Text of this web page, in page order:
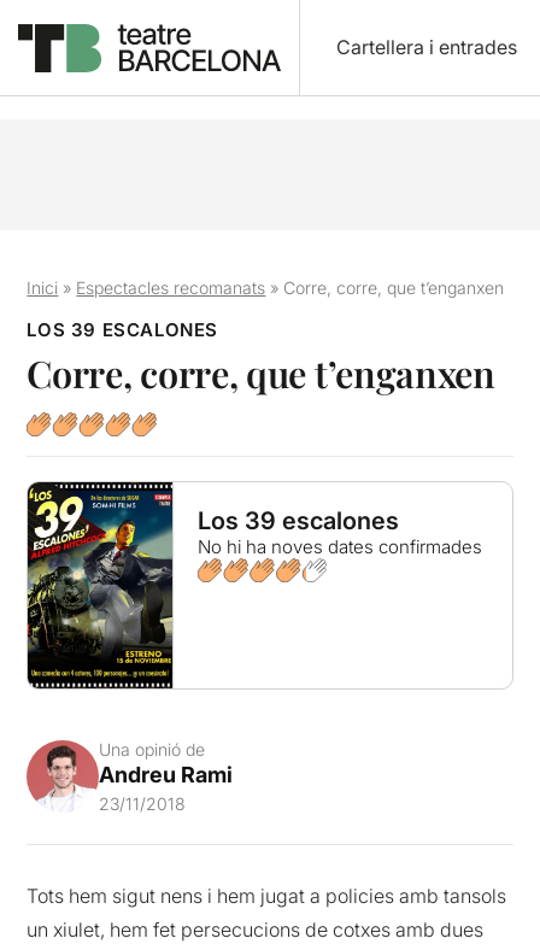
Cartellera i entrades
Inici » Espectacles recomanats » Corre, corre, que t’enganxen
LOS 39 ESCALONES
Corre, corre, que t’enganxen
Los 39 escalones
No hi ha noves dates confirmades
Una opinió de
Andreu Rami
23/11/2018
Tots hem sigut nens i hem jugat a policies amb tansols
un xiulet, hem fet persecucions de cotxes amb dues